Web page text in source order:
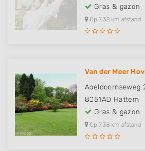
Gras & gazon
Op 7,38 km afstand
Van der Meer
Apeldoornseweg
8051AD Hattem
Gras & gazon
Op 7,38 km afstand